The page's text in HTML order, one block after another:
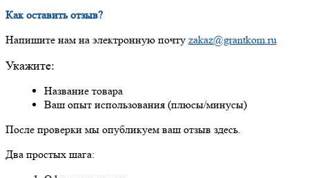
Как оставить отзыв?
Напишите нам на электронную почту zakaz@grantkom.ru
Укажите:
Название товара
Ваш опыт использования (плюсы/минусы)
После проверки мы опубликуем ваш отзыв здесь.
Два простых шага: